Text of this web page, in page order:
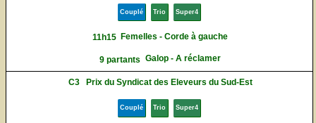
Couplé Trio Super4
11h15 Femelles - Corde à gauche
9 partants Galop - A réclamer
C3 Prix du Syndicat des Eleveurs du Sud-Est
Couplé Trio Super4